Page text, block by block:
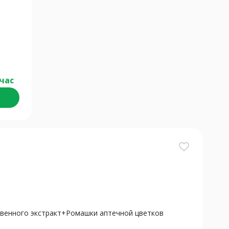
favorite_border
экстракт+Ромашки аптечной цветков